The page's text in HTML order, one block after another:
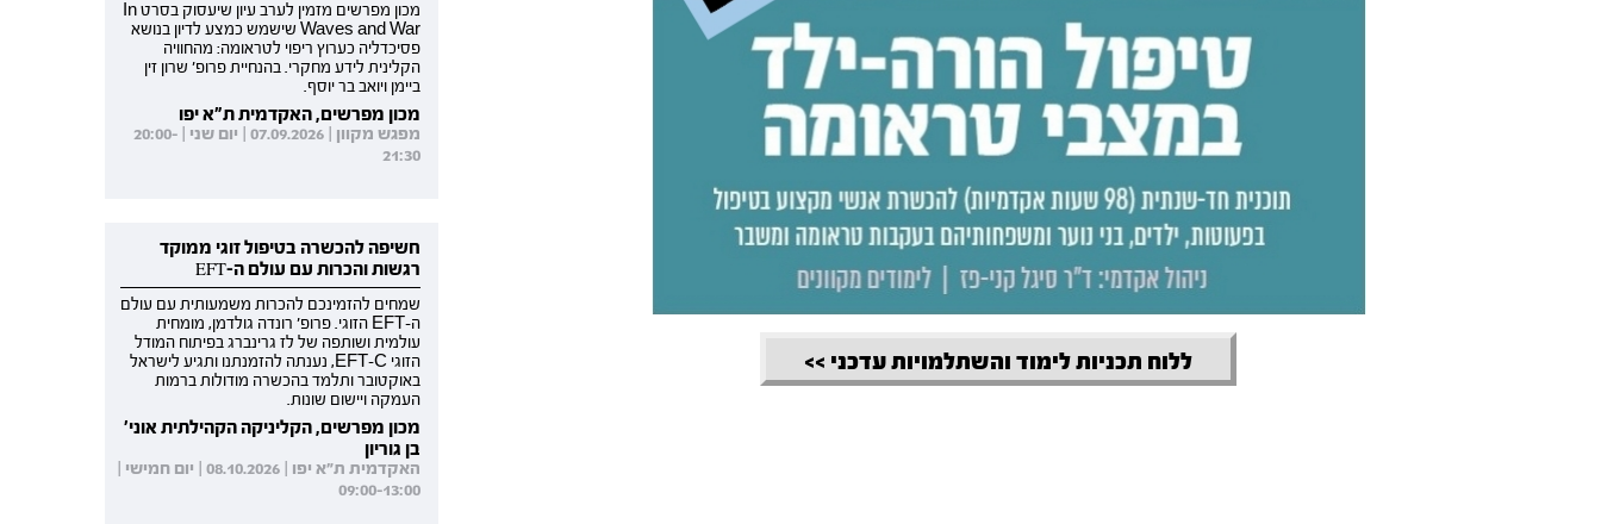
ללוח תכניות לימוד והשתלמויות עדכני >>
מכון מפרשים מזמין לערב עיון שיעסוק בסרט In
Waves and War שישמש כמצע לדיון בנושא
פסיכדליה כערוץ ריפוי לטראומה: מהחוויה
הקלינית לידע מחקרי. בהנחיית פרופ' שרון זין
ביימן ויואב בר יוסף.
מכון מפרשים, האקדמית ת"א יפו
מפגש מקוון | 07.09.2026 | יום שני | 20:00-
21:30
חשיפה להכשרה בטיפול זוגי ממוקד
רגשות והכרות עם עולם ה-EFT
שמחים להזמינכם להכרות משמעותית עם עולם
ה-EFT הזוגי. פרופ' רונדה גולדמן, מומחית
עולמית ושותפה של לז גרינברג בפיתוח המודל
הזוגי EFT-C, נענתה להזמנתנו ותגיע לישראל
באוקטובר ותלמד בהכשרה מודולות ברמות
העמקה ויישום שונות.
מכון מפרשים, הקליניקה הקהילתית אוני'
בן גוריון
האקדמית ת"א יפו | 08.10.2026 | יום חמישי |
09:00-13:00